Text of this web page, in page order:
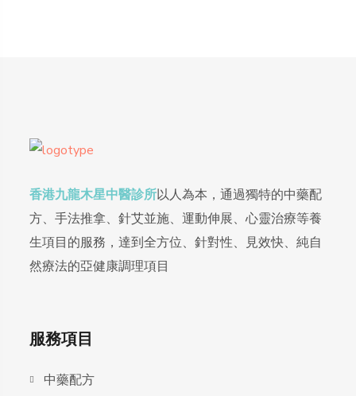
香港九龍木星中醫診所以人為本，通過獨特的中藥配
方、手法推拿、針艾並施、運動伸展、心靈治療等養
生項目的服務，達到全方位、針對性、見效快、純自
然療法的亞健康調理項目
服務項目
中藥配方